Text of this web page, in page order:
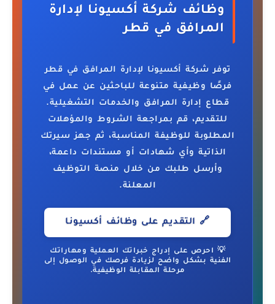
وظائف شركة أكسيونا لإدارة
المرافق في قطر
توفر شركة أكسيونا لإدارة المرافق في قطر
فرصًا وظيفية متنوعة للباحثين عن عمل في
قطاع إدارة المرافق والخدمات التشغيلية.
للتقديم، قم بمراجعة الشروط والمؤهلات
المطلوبة للوظيفة المناسبة، ثم جهز سيرتك
الذاتية وأي شهادات أو مستندات داعمة،
وأرسل طلبك من خلال منصة التوظيف
المعلنة.
🔗 التقديم على وظائف أكسيونا
💡 احرص على إدراج خبراتك العملية ومهاراتك
الفنية بشكل واضح لزيادة فرصك في الوصول إلى
مرحلة المقابلة الوظيفية.